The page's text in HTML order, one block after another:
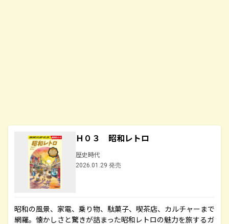
Ｈ０３ 昭和レトロ
歴史時代
2026.01.29 発売
昭和の風景、家電、乗り物、駄菓子、喫茶店、カルチャーまで
網羅。懐かしさと驚きが詰まった昭和レトロの魅力を旅するガ